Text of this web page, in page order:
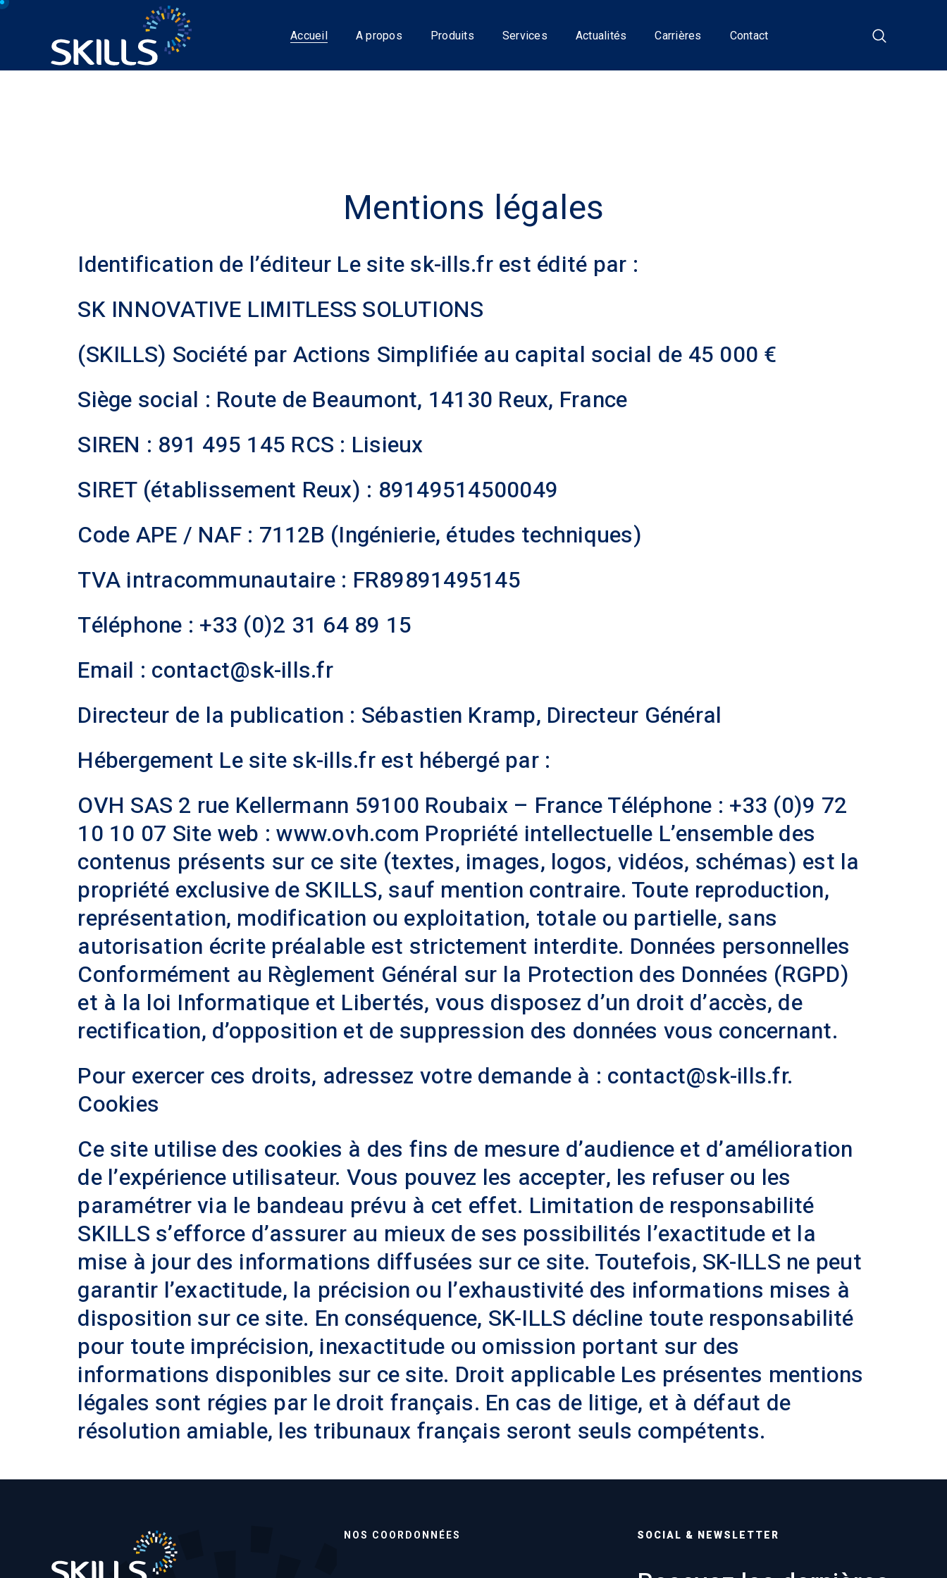
Accueil A propos Produits Services Actualités Carrières Contact
Mentions légales
Identification de l’éditeur Le site sk-ills.fr est édité par :
SK INNOVATIVE LIMITLESS SOLUTIONS
(SKILLS) Société par Actions Simplifiée au capital social de 45 000 €
Siège social : Route de Beaumont, 14130 Reux, France
SIREN : 891 495 145 RCS : Lisieux
SIRET (établissement Reux) : 89149514500049
Code APE / NAF : 7112B (Ingénierie, études techniques)
TVA intracommunautaire : FR89891495145
Téléphone : +33 (0)2 31 64 89 15
Email : contact@sk-ills.fr
Directeur de la publication : Sébastien Kramp, Directeur Général
Hébergement Le site sk-ills.fr est hébergé par :
OVH SAS 2 rue Kellermann 59100 Roubaix – France Téléphone : +33 (0)9 72
10 10 07 Site web : www.ovh.com Propriété intellectuelle L’ensemble des
contenus présents sur ce site (textes, images, logos, vidéos, schémas) est la
propriété exclusive de SKILLS, sauf mention contraire. Toute reproduction,
représentation, modification ou exploitation, totale ou partielle, sans
autorisation écrite préalable est strictement interdite. Données personnelles
Conformément au Règlement Général sur la Protection des Données (RGPD)
et à la loi Informatique et Libertés, vous disposez d’un droit d’accès, de
rectification, d’opposition et de suppression des données vous concernant.
Pour exercer ces droits, adressez votre demande à : contact@sk-ills.fr.
Cookies
Ce site utilise des cookies à des fins de mesure d’audience et d’amélioration
de l’expérience utilisateur. Vous pouvez les accepter, les refuser ou les
paramétrer via le bandeau prévu à cet effet. Limitation de responsabilité
SKILLS s’efforce d’assurer au mieux de ses possibilités l’exactitude et la
mise à jour des informations diffusées sur ce site. Toutefois, SK-ILLS ne peut
garantir l’exactitude, la précision ou l’exhaustivité des informations mises à
disposition sur ce site. En conséquence, SK-ILLS décline toute responsabilité
pour toute imprécision, inexactitude ou omission portant sur des
informations disponibles sur ce site. Droit applicable Les présentes mentions
légales sont régies par le droit français. En cas de litige, et à défaut de
résolution amiable, les tribunaux français seront seuls compétents.
NOS COORDONNÉES SOCIAL & NEWSLETTER